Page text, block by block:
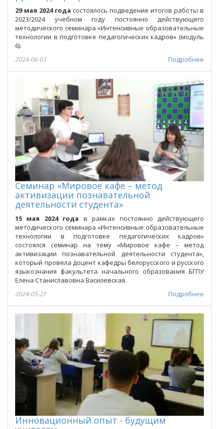
29 мая 2024 года состоялось подведение итогов работы в
2023/2024 учебном году постоянно действующего
методического семинара «Интенсивные образовательные
технологии в подготовке педагогических кадров» (модуль
6).
Подробнее
2024-06-03
Семинар «Мировое кафе – метод
активизации познавательной
деятельности студента»
15 мая 2024 года в рамках постоянно действующего
методического семинара «Интенсивные образовательные
технологии в подготовке педагогических кадров»
состоялся семинар на тему «Мировое кафе – метод
активизации познавательной деятельности студента»,
который провела доцент кафедры белорусского и русского
языкознания факультета начального образования БГПУ
Елена Станиславовна Василевская.
Подробнее
2024-05-21
Инновационный опыт - будущим